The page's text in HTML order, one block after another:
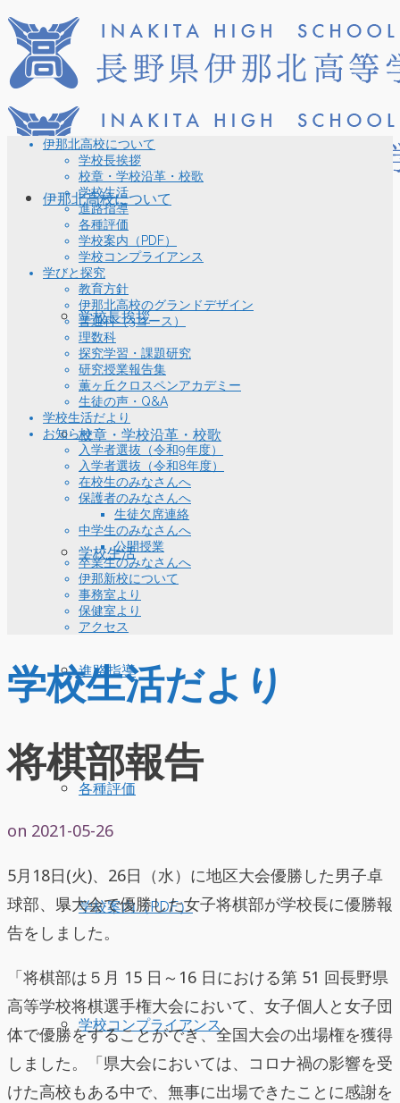
伊那北高校について
学校長挨拶
校章・学校沿革・校歌
学校生活
進路指導
各種評価
学校案内（PDF）
学校コンプライアンス
伊那北高校について
学校長挨拶
校章・学校沿革・校歌
学校生活
進路指導
各種評価
学校案内（PDF）
学校コンプライアンス
学びと探究
教育方針
伊那北高校のグランドデザイン
普通科（3コース）
理数科
探究学習・課題研究
研究授業報告集
薫ヶ丘クロスペンアカデミー
生徒の声・Q&A
学校生活だより
お知らせ
入学者選抜（令和9年度）
入学者選抜（令和8年度）
在校生のみなさんへ
保護者のみなさんへ
生徒欠席連絡
中学生のみなさんへ
公開授業
卒業生のみなさんへ
伊那新校について
事務室より
保健室より
アクセス
学校生活だより
将棋部報告
on 2021-05-26
5月18日(火)、26日（水）に地区大会優勝した男子卓
球部、県大会で優勝した女子将棋部が学校長に優勝報
告をしました。
「将棋部は５月 15 日～16 日における第 51 回長野県
高等学校将棋選手権大会において、女子個人と女子団
体で優勝をすることができ、全国大会の出場権を獲得
しました。「県大会においては、コロナ禍の影響を受
けた高校もある中で、無事に出場できたことに感謝を